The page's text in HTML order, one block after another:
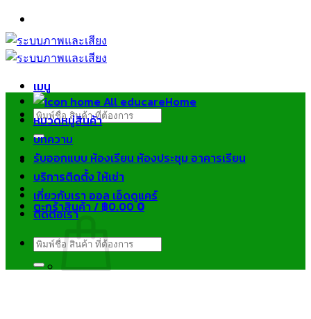
ข้าม
ไป
ยัง
เมนู
ค้นหา:
ตะกร้าสินค้า /฿0.000
Home
หมวดหมู่สินค้า
บทความ
รับออกแบบ ห้องเรียน ห้องประชุม อาคารเรียน
บริการติดตั้ง ให้เช่า
เกี่ยวกับเรา ออล เอ็ดดูแคร์
ติดต่อเรา
ค้นหา: